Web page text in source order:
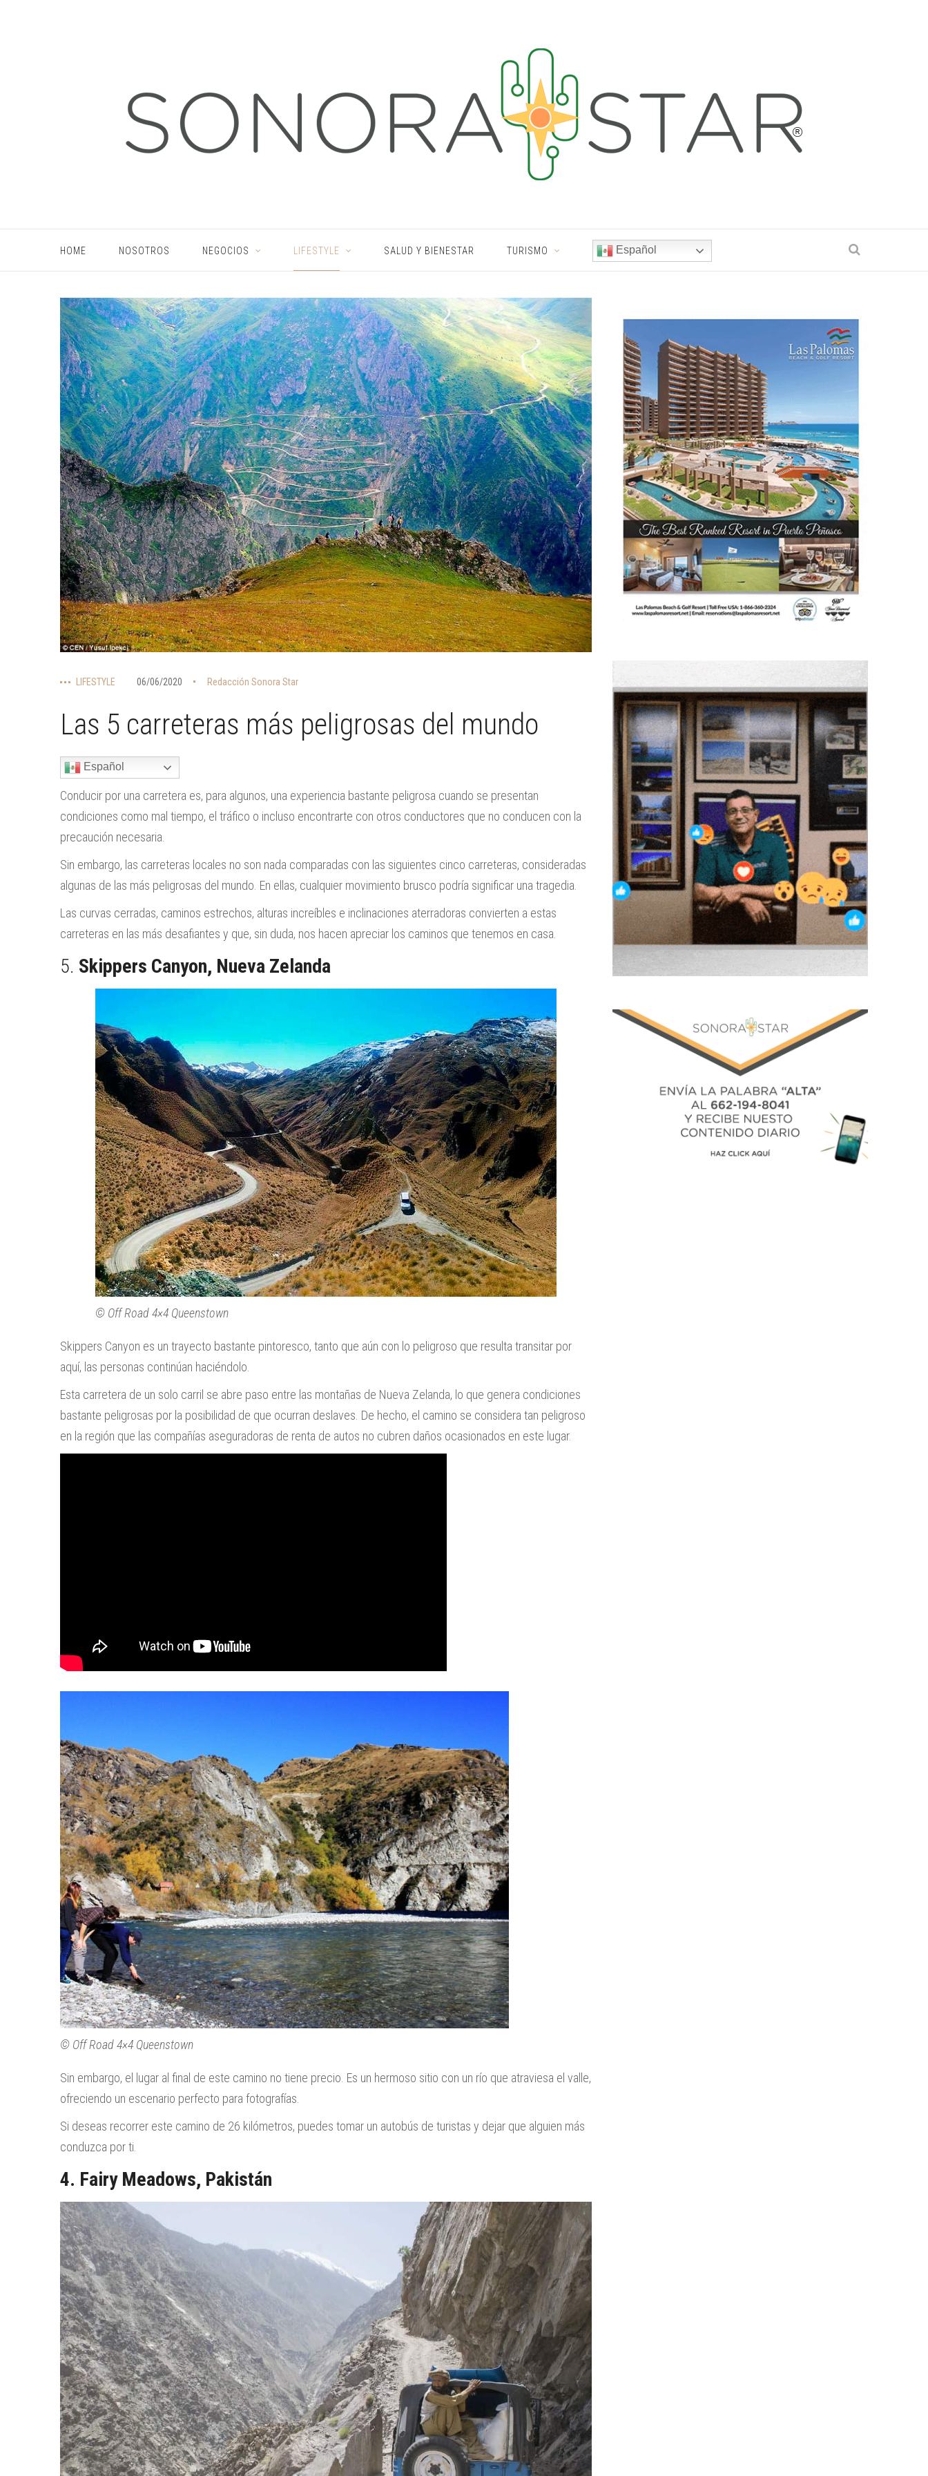
HOME NOSOTROS NEGOCIOS LIFESTYLE SALUD Y BIENESTAR TURISMO Español
LIFESTYLE 06/06/2020 Redacción Sonora Star
Las 5 carreteras más peligrosas del mundo
Español
Conducir por una carretera es, para algunos, una experiencia bastante peligrosa cuando se presentan
condiciones como mal tiempo, el tráfico o incluso encontrarte con otros conductores que no conducen con la
precaución necesaria.
Sin embargo, las carreteras locales no son nada comparadas con las siguientes cinco carreteras, consideradas
algunas de las más peligrosas del mundo. En ellas, cualquier movimiento brusco podría significar una tragedia.
Las curvas cerradas, caminos estrechos, alturas increíbles e inclinaciones aterradoras convierten a estas
carreteras en las más desafiantes y que, sin duda, nos hacen apreciar los caminos que tenemos en casa.
5. Skippers Canyon, Nueva Zelanda
© Off Road 4×4 Queenstown
Skippers Canyon es un trayecto bastante pintoresco, tanto que aún con lo peligroso que resulta transitar por
aquí, las personas continúan haciéndolo.
Esta carretera de un solo carril se abre paso entre las montañas de Nueva Zelanda, lo que genera condiciones
bastante peligrosas por la posibilidad de que ocurran deslaves. De hecho, el camino se considera tan peligroso
en la región que las compañías aseguradoras de renta de autos no cubren daños ocasionados en este lugar.
© Off Road 4×4 Queenstown
Sin embargo, el lugar al final de este camino no tiene precio. Es un hermoso sitio con un río que atraviesa el valle,
ofreciendo un escenario perfecto para fotografías.
Si deseas recorrer este camino de 26 kilómetros, puedes tomar un autobús de turistas y dejar que alguien más
conduzca por ti.
4. Fairy Meadows, Pakistán